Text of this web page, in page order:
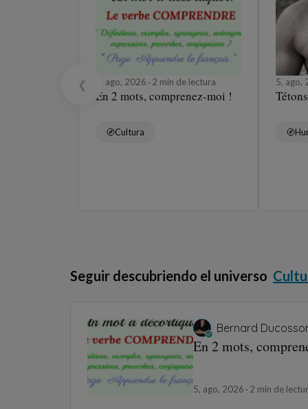
❮ 5, ago, 2026 2 min de lectura
En 2 mots, comprenez-moi !
Cultura
5, ago,
Tétons
Seguir descubriendo el universo
Bernard
En 2 mots,
5, ago, 2026 2 min de